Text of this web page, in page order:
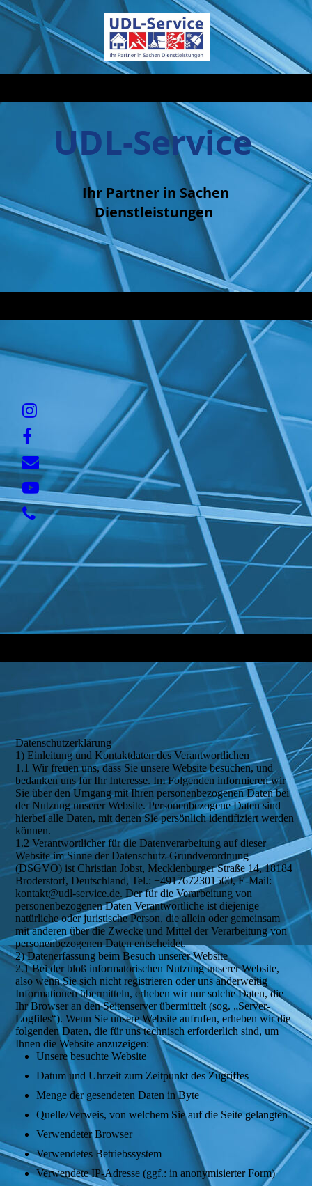
UDL-Service
Ihr Partner in Sachen
Dienstleistungen
Datenschutzerklärung
1) Einleitung und Kontaktdaten des Verantwortlichen
1.1 Wir freuen uns, dass Sie unsere Website besuchen, und
bedanken uns für Ihr Interesse. Im Folgenden informieren wir
Sie über den Umgang mit Ihren personenbezogenen Daten bei
der Nutzung unserer Website. Personenbezogene Daten sind
hierbei alle Daten, mit denen Sie persönlich identifiziert werden
können.
1.2 Verantwortlicher für die Datenverarbeitung auf dieser
Website im Sinne der Datenschutz-Grundverordnung
(DSGVO) ist Christian Jobst, Mecklenburger Straße 14, 18184
Broderstorf, Deutschland, Tel.: +4917672301500, E-Mail:
kontakt@udl-service.de. Der für die Verarbeitung von
personenbezogenen Daten Verantwortliche ist diejenige
natürliche oder juristische Person, die allein oder gemeinsam
mit anderen über die Zwecke und Mittel der Verarbeitung von
personenbezogenen Daten entscheidet.
2) Datenerfassung beim Besuch unserer Website
2.1 Bei der bloß informatorischen Nutzung unserer Website,
also wenn Sie sich nicht registrieren oder uns anderweitig
Informationen übermitteln, erheben wir nur solche Daten, die
Ihr Browser an den Seitenserver übermittelt (sog. „Server-
Logfiles“). Wenn Sie unsere Website aufrufen, erheben wir die
folgenden Daten, die für uns technisch erforderlich sind, um
Ihnen die Website anzuzeigen:
Unsere besuchte Website
Datum und Uhrzeit zum Zeitpunkt des Zugriffes
Menge der gesendeten Daten in Byte
Quelle/Verweis, von welchem Sie auf die Seite gelangten
Verwendeter Browser
Verwendetes Betriebssystem
Verwendete IP-Adresse (ggf.: in anonymisierter Form)